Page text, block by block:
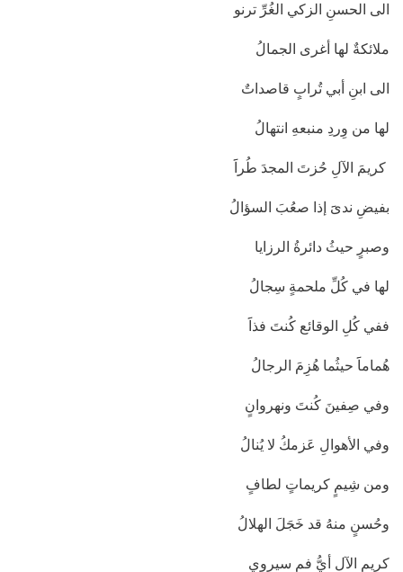
الى الحسنِ الزكي الغُرِّ ترنو
ملائكةٌ لها أغرى الجمالُ
الى ابنِ أبي تُرابٍ قاصداتٌ
لها من وِردِ منبعهِ انتهالُ
كريمَ الآلِ حُزتَ المجدَ طُراََ
بفيضِ ندىََ إذا صعُبَ السؤالُ
وصبرٍ حيثُ دائرةُ الرزايا
لها في كُلِّ ملحمةٍ سِجالُ
ففي كُلِ الوقائع كُنتَ فذاََ
هُماماََ حيثُما هُزِمَ الرجالُ
وفي صِفينَ كُنتَ ونهروانٍ
وفي الأهوالِ عَزمكُ لا يُنالُ
ومن شِيمٍ كريماتٍ لطافٍ
وحُسنٍ منهُ قد خَجَلَ الهلالُ
كريم الآلِ أيُّ فمٍ سيروي